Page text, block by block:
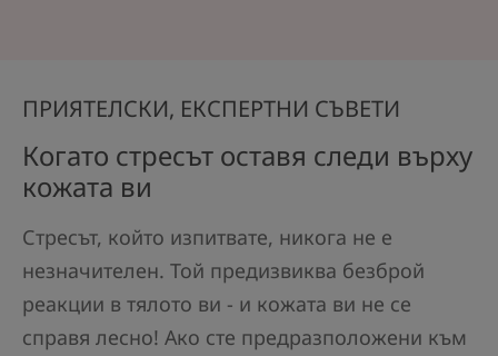
ПРИЯТЕЛСКИ, ЕКСПЕРТНИ СЪВЕТИ
Когато стресът оставя следи върху
кожата ви
Стресът, който изпитвате, никога не е
незначителен. Той предизвиква безброй
реакции в тялото ви - и кожата ви не се
справя лесно! Ако сте предразположени към